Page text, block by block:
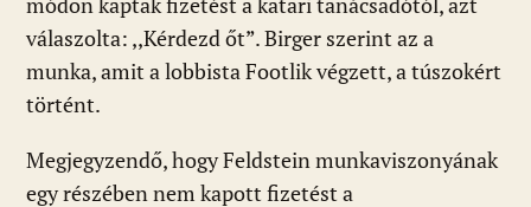
válaszolta: ,,Kérdezd őt”. Birger szerint az a
munka, amit a lobbista Footlik végzett, a túszokért
történt.
Megjegyzendő, hogy Feldstein munkaviszonyának
egy részében nem kapott fizetést a